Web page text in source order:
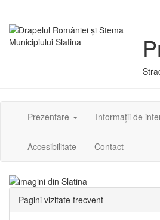
Prezentare Informații de
Accesibilitate Contact
Pagini vizitate frecvent